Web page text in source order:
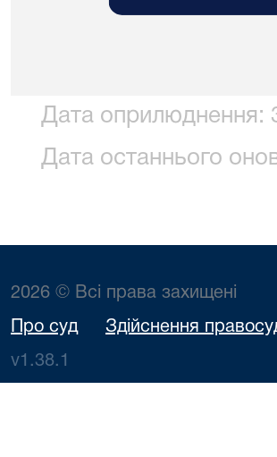
Дата оприлюднення:
Дата останнього
2026 © Всі права захищені
Про суд Здійснення
v1.38.1